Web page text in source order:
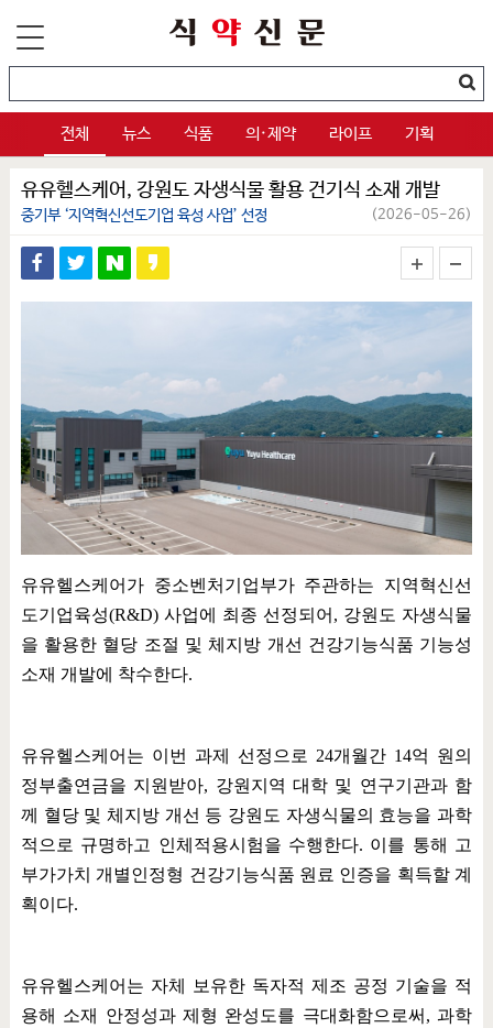
전체 뉴스 식품 의·제약 라이프 기획
유유헬스케어, 강원도 자생식물 활용 건기식 소재 개발
중기부 ‘지역혁신선도기업 육성 사업’ 선정 (2026-05-26)
유유헬스케어가 중소벤처기업부가 주관하는 지역혁신선
도기업육성(R&D) 사업에 최종 선정되어 , 강원도 자생식물
을 활용한 혈당 조절 및 체지방 개선 건강기능식품 기능성
소재 개발에 착수한다.
유유헬스케어는 이번 과제 선정으로 24개월간 14억 원의
정부출연금을 지원받아, 강원지역 대학 및 연구기관과 함
께 혈당 및 체지방 개선 등 강원도 자생식물의 효능을 과학
적으로 규명하고 인체적용시험을 수행한다. 이를 통해 고
부가가치 개별인정형 건강기능식품 원료 인증을 획득할 계
획이다.
유유헬스케어는 자체 보유한 독자적 제조 공정 기술을 적
용해 소재 안정성과 제형 완성도를 극대화함으로써 ,과학